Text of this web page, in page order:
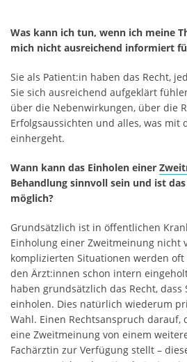
Was kann ich tun, wenn ich meine
mich nicht ausreichend informiert
Sie als Patient:in haben das Recht,
Sie sich ausreichend aufgeklärt
über die Nebenwirkungen, über die
Erfolgsaussichten und alles, was mit
einhergeht.
Wann kann das Einholen einer
Behandlung sinnvoll sein und ist
möglich?
Grundsätzlich ist in öffentlichen
Einholung einer Zweitmeinung nicht
komplizierten Situationen werden
den Ärzt:innen schon intern
haben grundsätzlich das Recht,
einholen. Dies natürlich wiederum
Wahl. Einen Rechtsanspruch darauf,
eine Zweitmeinung von einem
Fachärztin zur Verfügung stellt –